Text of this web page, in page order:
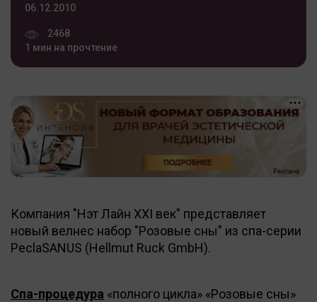
06.12.2010
2468
1 мин на прочтение
Компания "Нэт Лайн XXI век" представляет
новый велнес набор "Розовые сны" из спа-серии
PeclaSANUS (Hellmut Ruck GmbH).
Спа-процедура «полного цикла» «Розовые сны»